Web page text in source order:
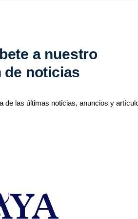
a nuestro
de noticias
de las últimas noticias, anuncios y